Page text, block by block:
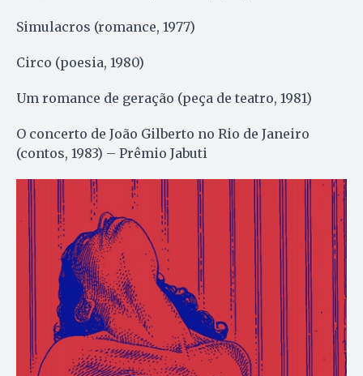
Simulacros (romance, 1977)
Circo (poesia, 1980)
Um romance de geração (peça de teatro, 1981)
O concerto de João Gilberto no Rio de Janeiro
(contos, 1983) – Prêmio Jabuti